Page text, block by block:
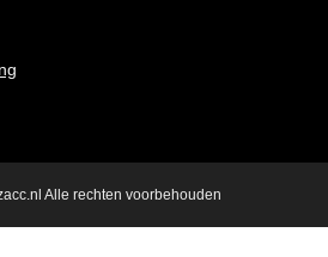
Alle rechten voorbehouden